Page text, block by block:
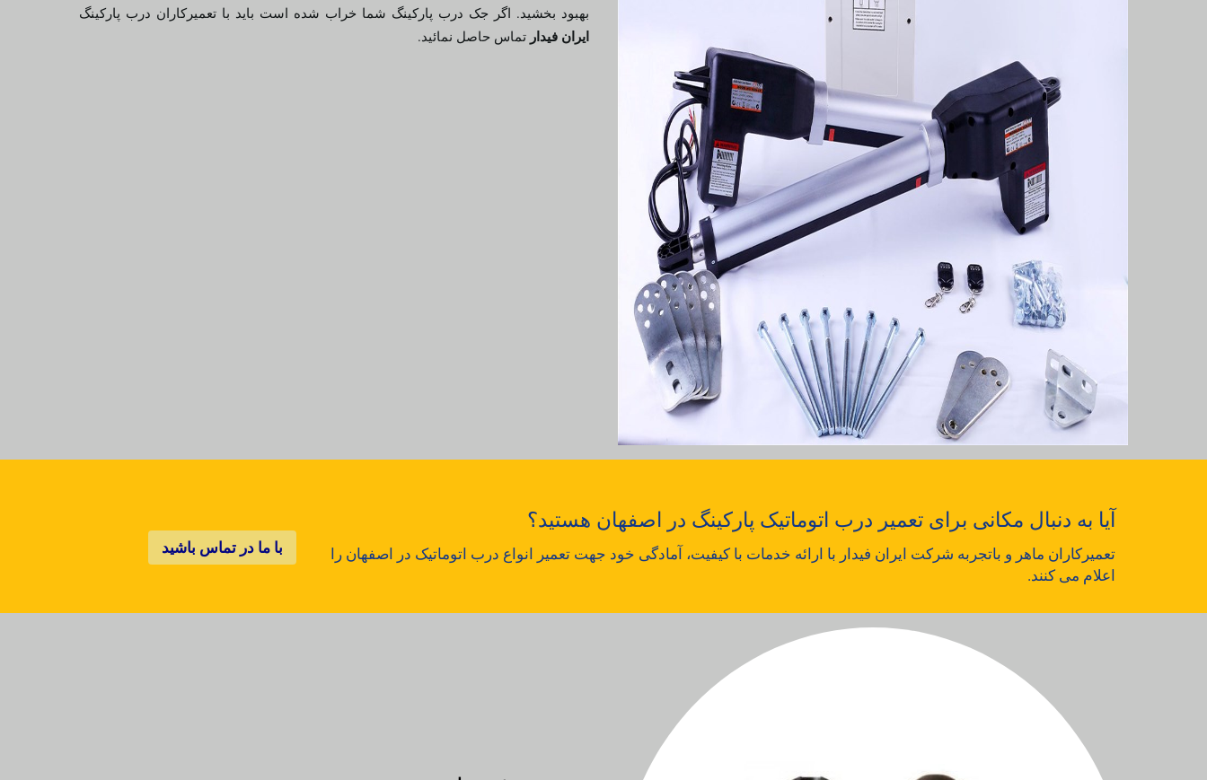
بهبود بخشید. اگر جک درب پارکینگ شما خراب شده است باید با تعمیرکاران درب پارکینگ
ایران فیدار تماس حاصل نمائید.
آیا به دنبال مکانی برای تعمیر درب اتوماتیک پارکینگ در اصفهان هستید؟
تعمیرکاران ماهر و باتجربه شرکت ایران فیدار با ارائه خدمات با کیفیت، آمادگی خود جهت تعمیر انواع درب اتوماتیک در اصفهان را
اعلام می کنند.
با ما در تماس باشید